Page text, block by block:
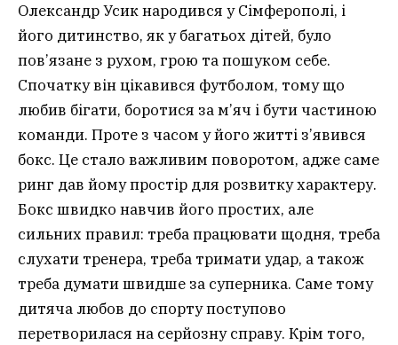
Олександр Усик народився у Сімферополі, і
його дитинство, як у багатьох дітей, було
пов’язане з рухом, грою та пошуком себе.
Спочатку він цікавився футболом, тому що
любив бігати, боротися за м’яч і бути частиною
команди. Проте з часом у його житті з’явився
бокс. Це стало важливим поворотом, адже саме
ринг дав йому простір для розвитку характеру.
Бокс швидко навчив його простих, але
сильних правил: треба працювати щодня, треба
слухати тренера, треба тримати удар, а також
треба думати швидше за суперника. Саме тому
дитяча любов до спорту поступово
перетворилася на серйозну справу. Крім того,